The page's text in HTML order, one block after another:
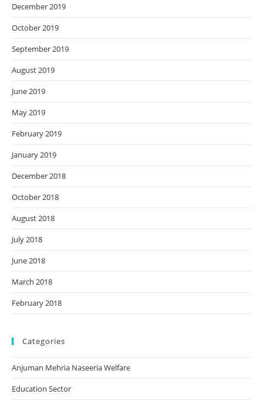
December 2019
October 2019
September 2019
August 2019
June 2019
May 2019
February 2019
January 2019
December 2018
October 2018
August 2018
July 2018
June 2018
March 2018
February 2018
Categories
Anjuman Mehria Naseeria Welfare
Education Sector